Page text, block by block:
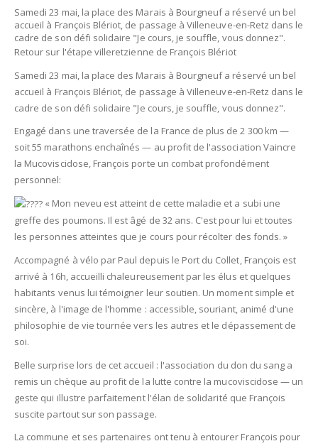
Samedi 23 mai, la place des Marais à Bourgneuf a réservé un bel
accueil à François Blériot, de passage à Villeneuve-en-Retz dans le
cadre de son défi solidaire "Je cours, je souffle, vous donnez".
Retour sur l'étape villeretzienne de François Blériot
Samedi 23 mai, la place des Marais à Bourgneuf a réservé un bel
accueil à François Blériot, de passage à Villeneuve-en-Retz dans le
cadre de son défi solidaire "Je cours, je souffle, vous donnez".
Engagé dans une traversée de la France de plus de 2 300 km —
soit 55 marathons enchaînés — au profit de l'association Vaincre
la Mucoviscidose, François porte un combat profondément
personnel:
« Mon neveu est atteint de cette maladie et a subi une
greffe des poumons. Il est âgé de 32 ans. C'est pour lui et toutes
les personnes atteintes que je cours pour récolter des fonds. »
Accompagné à vélo par Paul depuis le Port du Collet, François est
arrivé à 16h, accueilli chaleureusement par les élus et quelques
habitants venus lui témoigner leur soutien. Un moment simple et
sincère, à l'image de l'homme : accessible, souriant, animé d'une
philosophie de vie tournée vers les autres et le dépassement de
soi.
Belle surprise lors de cet accueil : l'association du don du sang a
remis un chèque au profit de la lutte contre la mucoviscidose — un
geste qui illustre parfaitement l'élan de solidarité que François
suscite partout sur son passage.
La commune et ses partenaires ont tenu à entourer François pour